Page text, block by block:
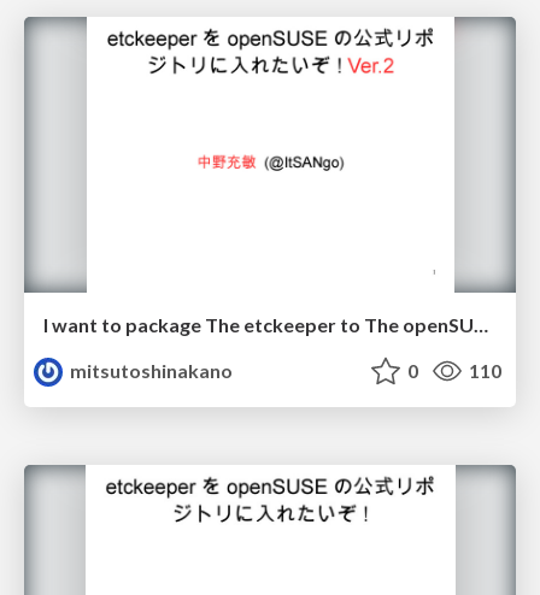
I want to package The etckeeper to The openSUSE (version 2).
mitsutoshinakano
0 110